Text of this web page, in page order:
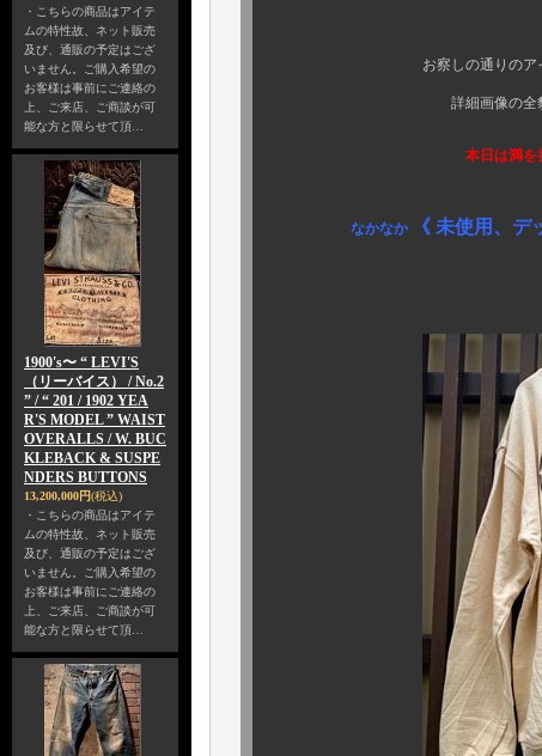
・こちらの商品はアイテ
ムの特性故、ネット販売
及び、通販の予定はござ
いません。ご購入希望の
お客様は事前にご連絡の
上、ご来店、ご商談が可
能な方と限らせて頂…
1900's〜 “ LEVI'S
（リーバイス） / No.2
” / “ 201 / 1902 YEA
R'S MODEL ” WAIST
OVERALLS / W. BUC
KLEBACK & SUSPE
NDERS BUTTONS
13,200,000円(税込)
・こちらの商品はアイテ
ムの特性故、ネット販売
及び、通販の予定はござ
いません。ご購入希望の
お客様は事前にご連絡の
上、ご来店、ご商談が可
能な方と限らせて頂…
お察しの通りのアイテム付加
詳細画像の全貌公開を差
本日は満を持
なかなか 《 未使用、デ